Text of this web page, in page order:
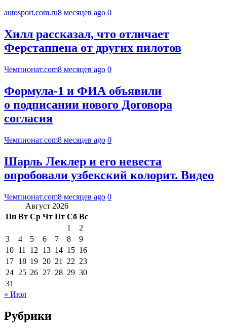
autosport.com.ru8 месяцев ago 0
Хилл рассказал, что отличает
Ферстаппена от других пилотов
Чемпионат.com8 месяцев ago 0
Формула-1 и ФИА объявили
о подписании нового Договора
согласия
Чемпионат.com8 месяцев ago 0
Шарль Леклер и его невеста
опробовали узбекский колорит. Видео
Чемпионат.com8 месяцев ago 0
Август 2026
Пн Вт Ср Чт Пт Сб Вс
1
2
3
4 5 6 7 8
9
10 11 12 13 14 15 16
17 18 19 20 21 22 23
24 25 26 27 28 29 30
31
« Июл
Рубрики